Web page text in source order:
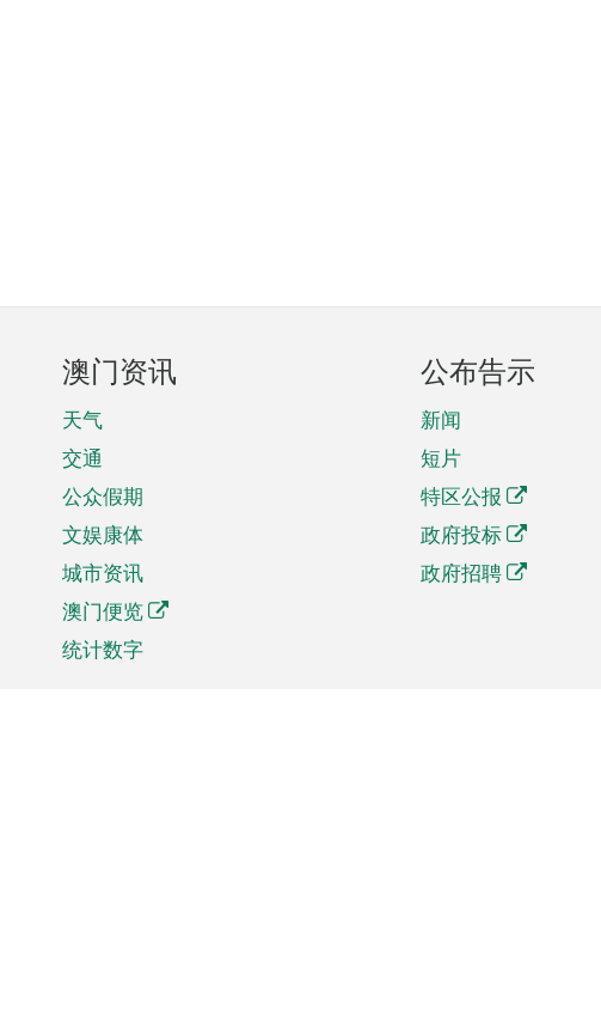
澳门资讯
天气
交通
公众假期
文娱康体
城市资讯
澳门便览
统计数字
公布告示
新闻
短片
特区公报
政府投标
政府招聘